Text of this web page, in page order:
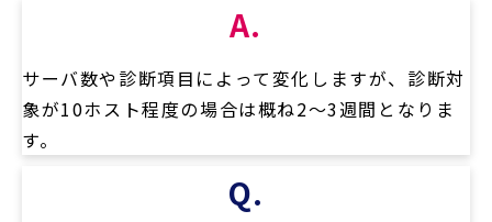
A.
サーバ数や診断項目によって変化しますが、診断対
象が10ホスト程度の場合は概ね2～3週間となりま
す。
Q.